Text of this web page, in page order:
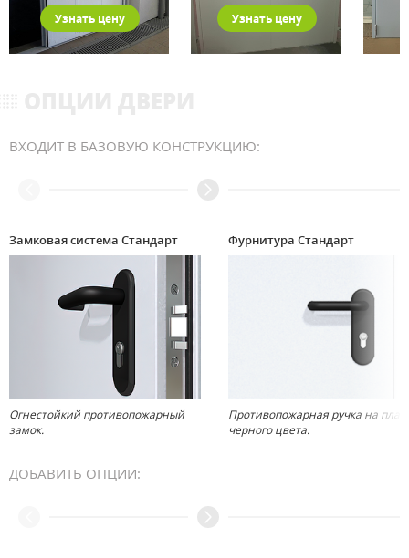
Узнать цену Узнать цену
ВХОДИТ В БАЗОВУЮ КОНСТРУКЦИЮ:
Замковая система Стандарт
Огнестойкий противопожарный
замок.
Фурнитура Стандарт
Противопожарная ручка на
черного цвета.
ДОБАВИТЬ ОПЦИИ: